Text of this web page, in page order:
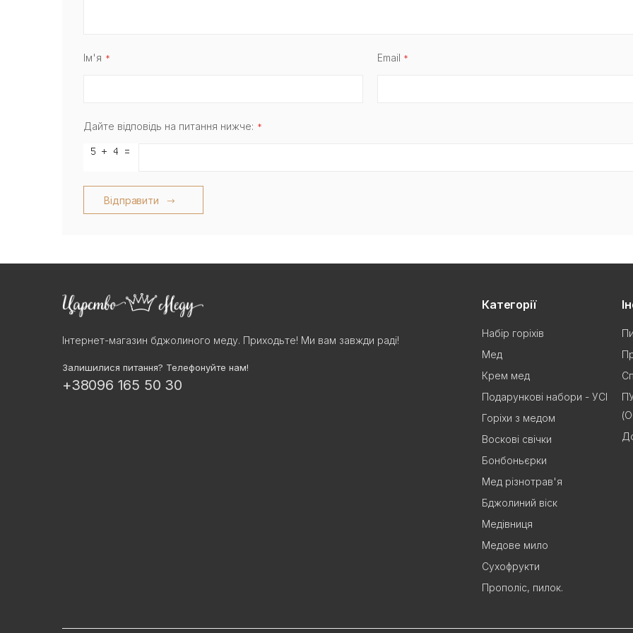
Ім'я Email
Дайте відповідь на питання нижче:
Відправити
Інтернет-магазин бджолиного меду. Приходьте! Ми вам завжди раді!
Залишилися питання? Телефонуйте нам!
+38096 165 50 30
Категорії
Набір горіхів
Мед
Крем мед
Подарункові набори - УСІ
Горіхи з медом
Воскові свічки
Бонбоньєрки
Мед різнотрав'я
Бджолиний віск
Медівниця
Медове мило
Сухофрукти
Прополіс, пилок.